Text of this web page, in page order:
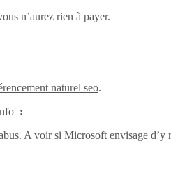
n’aurez rien à payer.
naturel seo.
:
A voir si Microsoft envisage d’y